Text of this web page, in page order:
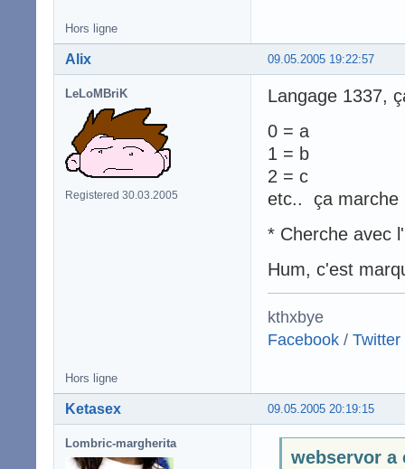
Hors ligne
09.05.2005 19:22:57
Alix
LeLoMBriK
Registered 30.03.2005
Langage 1337,
0 = a
1 = b
2 = c
etc.. ça marche
* Cherche avec
Hum, c'est
kthxbye
Facebook / Twitter
Hors ligne
09.05.2005 20:19:15
Ketasex
Lombric-margherita
webservor a